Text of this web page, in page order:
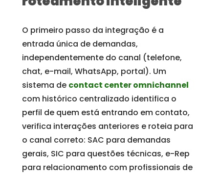
O primeiro passo da integração é a
entrada única de demandas,
independentemente do canal (telefone,
chat, e-mail, WhatsApp, portal). Um
sistema de contact center omnichannel
com histórico centralizado identifica o
perfil de quem está entrando em contato,
verifica interações anteriores e roteia para
o canal correto: SAC para demandas
gerais, SIC para questões técnicas, e-Rep
para relacionamento com profissionais de